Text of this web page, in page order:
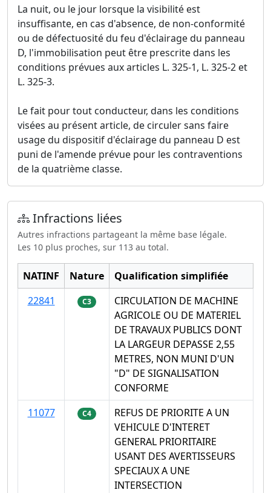
La nuit, ou le jour lorsque la visibilité est
insuffisante, en cas d'absence, de non-conformité
ou de défectuosité du feu d'éclairage du panneau
D, l'immobilisation peut être prescrite dans les
conditions prévues aux articles L. 325-1, L. 325-2 et
L. 325-3.
Le fait pour tout conducteur, dans les conditions
visées au présent article, de circuler sans faire
usage du dispositif d'éclairage du panneau D est
puni de l'amende prévue pour les contraventions
de la quatrième classe.
Infractions liées
Autres infractions partageant la même base légale.
Les 10 plus proches, sur 113 au total.
NATINF Nature
Qualification simplifiée
22841
C3
CIRCULATION DE MACHINE
AGRICOLE OU DE MATERIEL
DE TRAVAUX PUBLICS DONT
LA LARGEUR DEPASSE 2,55
METRES, NON MUNI D'UN
"D" DE SIGNALISATION
CONFORME
11077
C4
REFUS DE PRIORITE A UN
VEHICULE D'INTERET
GENERAL PRIORITAIRE
USANT DES AVERTISSEURS
SPECIAUX A UNE
INTERSECTION